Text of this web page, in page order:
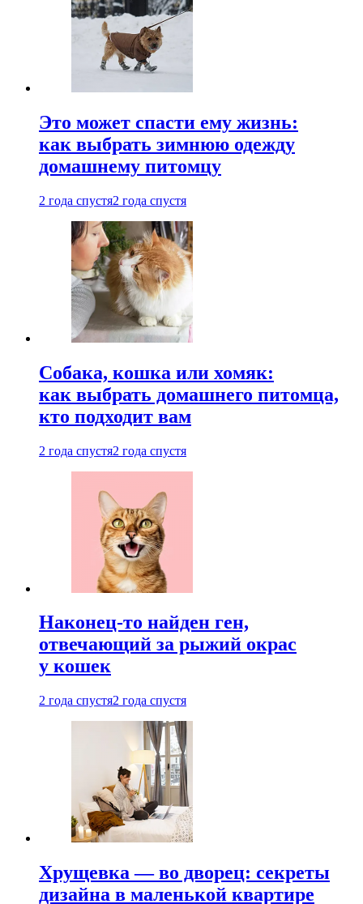
Это может спасти ему жизнь:
как выбрать зимнюю одежду
домашнему питомцу
2 года спустя2 года спустя
Собака, кошка или хомяк:
как выбрать домашнего питомца,
кто подходит вам
2 года спустя2 года спустя
Наконец-то найден ген,
отвечающий за рыжий окрас
у кошек
2 года спустя2 года спустя
Хрущевка — во дворец: секреты
дизайна в маленькой квартире